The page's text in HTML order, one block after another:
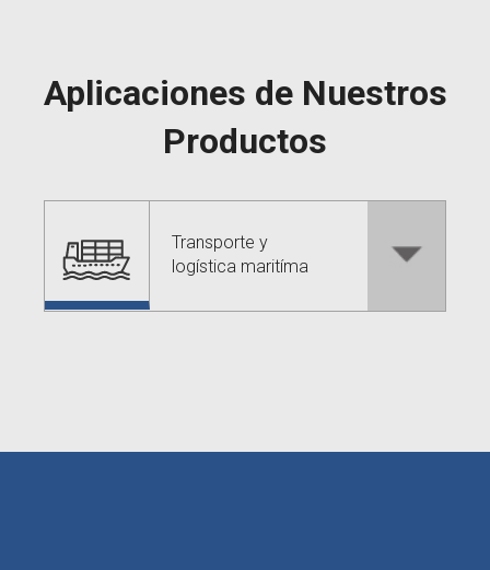
Aplicaciones de Nuestros
Productos
Transporte y
logística maritíma